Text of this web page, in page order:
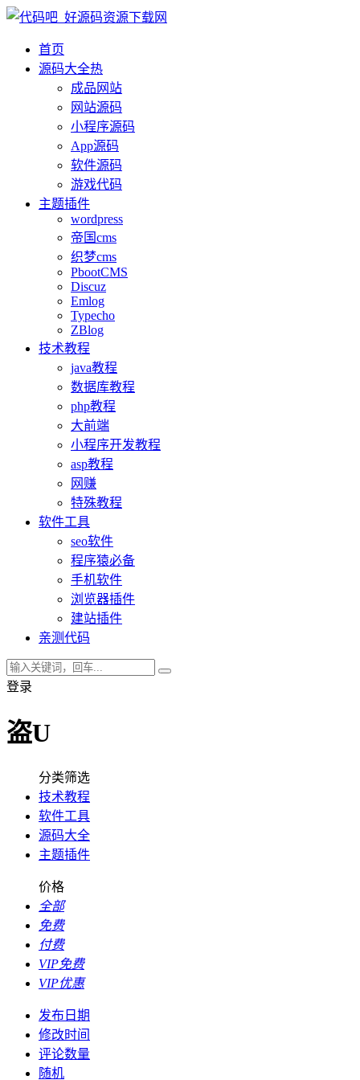
首页
源码大全热
成品网站
网站源码
小程序源码
App源码
软件源码
游戏代码
主题插件
wordpress
帝国cms
织梦cms
PbootCMS
Discuz
Emlog
Typecho
ZBlog
技术教程
java教程
数据库教程
php教程
大前端
小程序开发教程
asp教程
网赚
特殊教程
软件工具
seo软件
程序猿必备
手机软件
浏览器插件
建站插件
亲测代码
登录
盗U
分类筛选
技术教程
软件工具
源码大全
主题插件
价格
全部
免费
付费
VIP免费
VIP优惠
发布日期
修改时间
评论数量
随机